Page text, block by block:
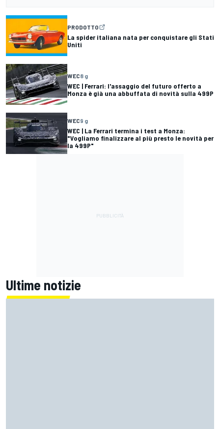
PRODOTTO
La spider italiana nata per conquistare gli Stati
Uniti
WEC8 g
WEC | Ferrari: l'assaggio del futuro offerto a
Monza è già una abbuffata di novità sulla 499P
WEC9 g
WEC | La Ferrari termina i test a Monza:
"Vogliamo finalizzare al più presto le novità per
la 499P"
Ultime notizie